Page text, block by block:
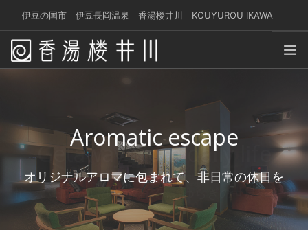
伊豆の国市 伊豆長岡温泉 香湯楼井川 KOUYUROU IKAWA
yoyaku@kouyurou-ikawa.jp
お食事
お部屋
サービス
交 通
ブログ
Getaway from daily life
忙しい日常から少し離れて……ゆらぎの世界へよう
こそ
Aromatic escape
オリジナルアロマに包まれて、非日常の休日を